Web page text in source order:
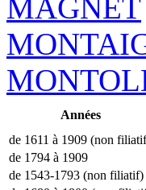
MAGNET
Années
de 1611 à 1909 (non
de 1794 à 1909
de 1543-1793 (non filiatif)